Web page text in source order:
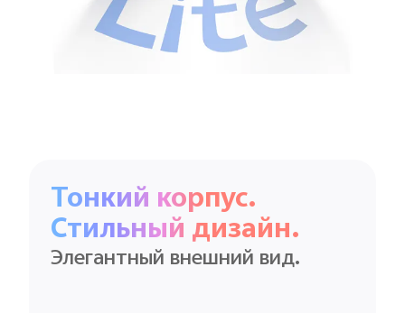
Тонкий корпус.
Стильный дизайн.
Элегантный внешний вид.